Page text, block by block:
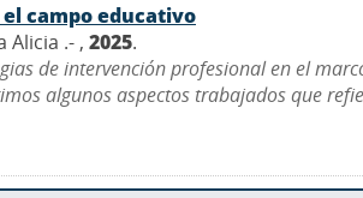
campo educativo
Alicia .- , 2025.
de intervención profesional en el
algunos aspectos trabajados que